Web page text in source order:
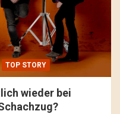
TOP STORY
wieder bei